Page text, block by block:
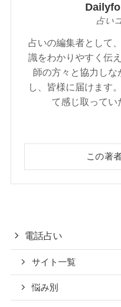
占い
占いの編集者として
識をわかりやすく伝
師の方々と協力し
し、皆様に届けます
て感じ取ってい
この著
電話占い
サイト一覧
悩み別